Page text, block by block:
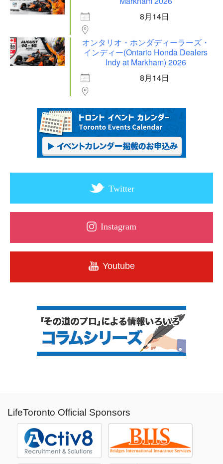
8月14日
オンタリオ・ホンダディーラーズ・
インディー(Ontario Honda Dealers
Indy at Markham) 2026
8月14日
Twitter
Instagram
Youtube
LifeToronto Official Sponsors